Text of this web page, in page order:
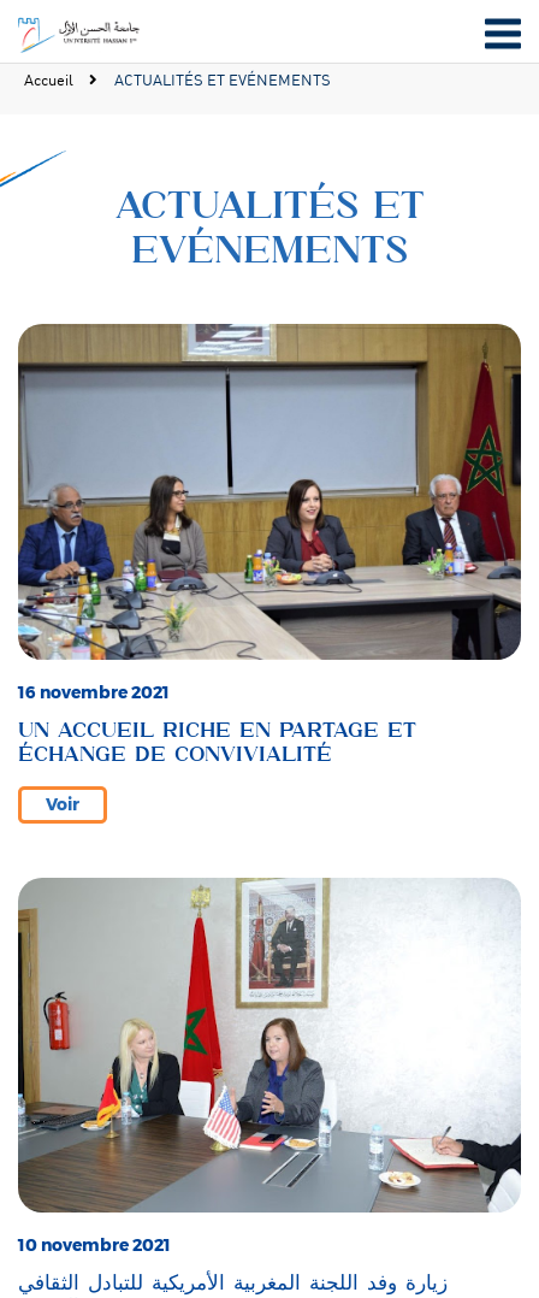
Accueil ACTUALITÉS ET EVÉNEMENTS
ACTUALITÉS ET
EVÉNEMENTS
16 novembre 2021
UN ACCUEIL RICHE EN PARTAGE ET
ÉCHANGE DE CONVIVIALITÉ
Voir
10 novembre 2021
زيارة وفد اللجنة المغربية الأمريكية للتبادل الثقافي